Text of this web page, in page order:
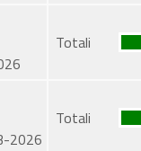
Totali
2026
Totali